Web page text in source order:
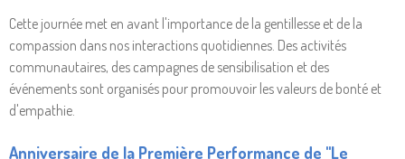
Cette journée met en avant l'importance de la gentillesse et de la
compassion dans nos interactions quotidiennes. Des activités
communautaires, des campagnes de sensibilisation et des
événements sont organisés pour promouvoir les valeurs de bonté et
d'empathie.
Anniversaire de la Première Performance de "Le